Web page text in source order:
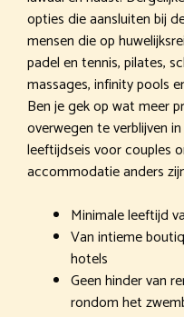
opties die aansluiten bij
mensen die op
padel en tennis, pilates,
massages, infinity pools
Ben je gek op wat meer
overwegen te verblijven
leeftijdseis voor couples
accommodatie anders
Minimale leeftijd
Van intieme
hotels
Geen hinder van
rondom het